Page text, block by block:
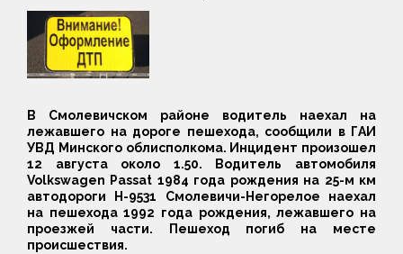
В Смолевичском районе водитель наехал на
лежавшего на дороге пешехода, сообщили в ГАИ
УВД Минского облисполкома. Инцидент произошел
12 августа около 1.50. Водитель автомобиля
Volkswagen Passat 1984 года рождения на 25-м км
автодороги Н-9531 Смолевичи-Негорелое наехал
на пешехода 1992 года рождения, лежавшего на
проезжей части. Пешеход погиб на месте
происшествия.